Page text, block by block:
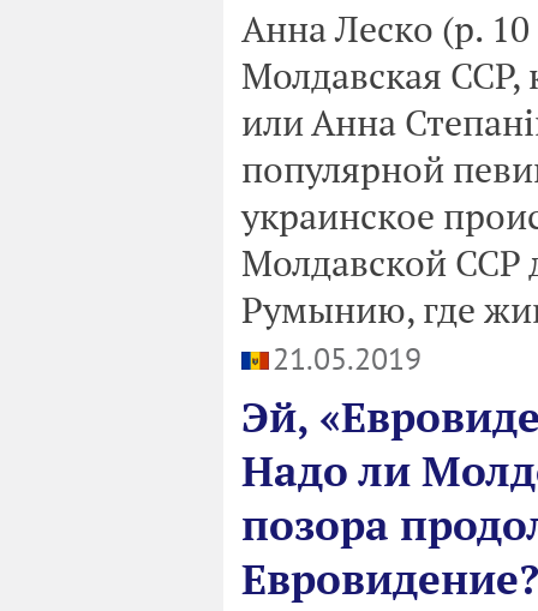
Анна Леско (р.
Молдавская
или Анна
популярной
украинское
Молдавской ССР
Румынию, где
21.05.2019
Эй,
Надо ли
позора
Евровидение?